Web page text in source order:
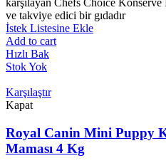
ve takviye edici bir gıdadır
İstek Listesine Ekle
Add to cart
Hızlı Bak
Stok Yok
Karşılaştır
Kapat
Royal Canin Mini Puppy
Maması 4 Kg